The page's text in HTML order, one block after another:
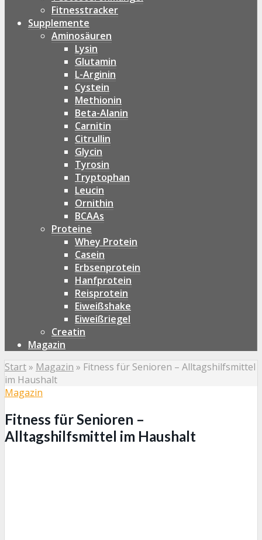
Fitnesstracker
Supplemente
Aminosäuren
Lysin
Glutamin
L-Arginin
Cystein
Methionin
Beta-Alanin
Carnitin
Citrullin
Glycin
Tyrosin
Tryptophan
Leucin
Ornithin
BCAAs
Proteine
Whey Protein
Casein
Erbsenprotein
Hanfprotein
Reisprotein
Eiweißshake
Eiweißriegel
Creatin
Magazin
Start» Magazin » Fitness für Senioren – Alltagshilfsmittel
im Haushalt
Magazin
Fitness für Senioren –
Alltagshilfsmittel im Haushalt